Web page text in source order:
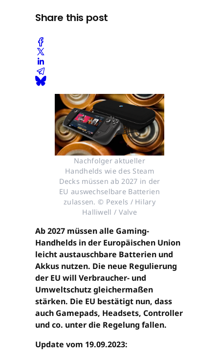
Share this post
Nachfolger aktueller
Handhelds wie des Steam
Decks müssen ab 2027 in der
EU auswechselbare Batterien
zulassen. © Pexels / Hilary
Halliwell / Valve
Ab 2027 müssen alle Gaming-
Handhelds in der Europäischen Union
leicht austauschbare Batterien und
Akkus nutzen. Die neue Regulierung
der EU will Verbraucher- und
Umweltschutz gleichermaßen
stärken. Die EU bestätigt nun, dass
auch Gamepads, Headsets, Controller
und co. unter die Regelung fallen.
Update vom 19.09.2023: